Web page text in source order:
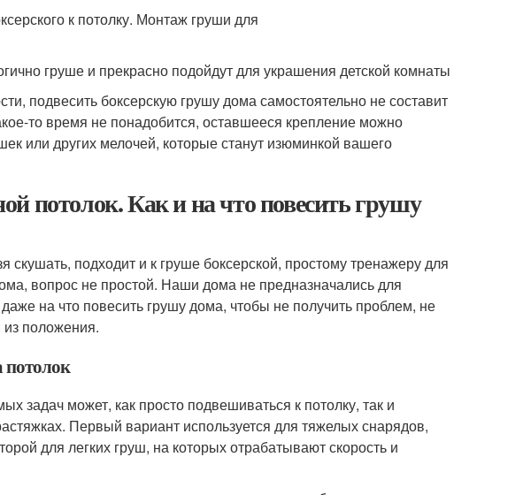
груше и прекрасно подойдут для украшения детской комнаты
подвесить боксерскую грушу дома самостоятельно не составит
то время не понадобится, оставшееся крепление можно
или других мелочей, которые станут изюминкой вашего
потолок. Как и на что повесить грушу
скушать, подходит и к груше боксерской, простому тренажеру для
вопрос не простой. Наши дома не предназначались для
на что повесить грушу дома, чтобы не получить проблем, не
из положения.
задач может, как просто подвешиваться к потолку, так и
Первый вариант используется для тяжелых снарядов,
для легких груш, на которых отрабатывают скорость и